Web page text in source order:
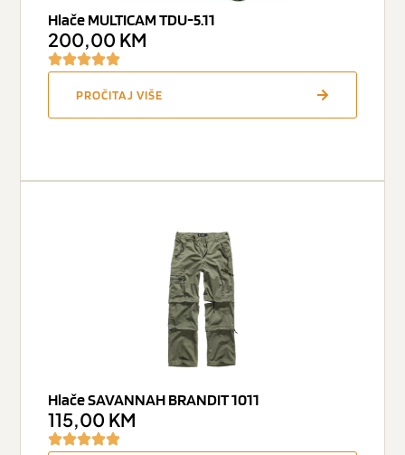
Hlače MULTICAM TDU-5.11
200,00 KM
PROČITAJ VIŠE
Hlače SAVANNAH BRANDIT 1011
115,00 KM